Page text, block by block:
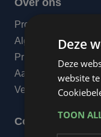
Projecten
Algemene
Privacyverklaring
Aanleverspecificaties
Veelgestelde
Contact
Deze
Deze
website
TOON